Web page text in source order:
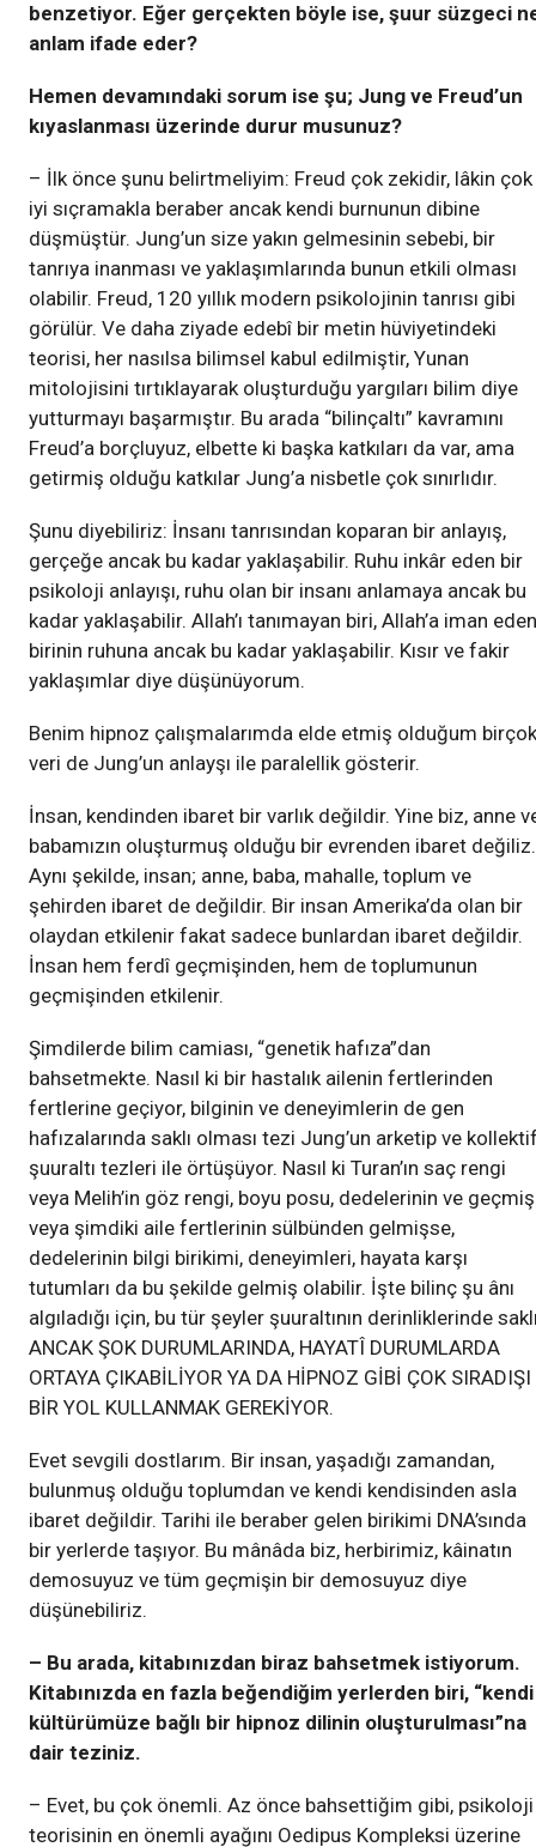
benzetiyor. Eğer gerçekten böyle ise, şuur süzgeci
anlam ifade eder?
Hemen devamındaki sorum ise şu; Jung ve Freud’un
kıyaslanması üzerinde durur musunuz?
– İlk önce şunu belirtmeliyim: Freud çok zekidir, lâkin çok
iyi sıçramakla beraber ancak kendi burnunun dibine
düşmüştür. Jung’un size yakın gelmesinin sebebi, bir
tanrıya inanması ve yaklaşımlarında bunun etkili olması
olabilir. Freud, 120 yıllık modern psikolojinin tanrısı gibi
görülür. Ve daha ziyade edebî bir metin hüviyetindeki
teorisi, her nasılsa bilimsel kabul edilmiştir, Yunan
mitolojisini tırtıklayarak oluşturduğu yargıları bilim diye
yutturmayı başarmıştır. Bu arada “bilinçaltı” kavramını
Freud’a borçluyuz, elbette ki başka katkıları da var, ama
getirmiş olduğu katkılar Jung’a nisbetle çok sınırlıdır.
Şunu diyebiliriz: İnsanı tanrısından koparan bir anlayış,
gerçeğe ancak bu kadar yaklaşabilir. Ruhu inkâr eden bir
psikoloji anlayışı, ruhu olan bir insanı anlamaya ancak bu
kadar yaklaşabilir. Allah’ı tanımayan biri, Allah’a iman eden
birinin ruhuna ancak bu kadar yaklaşabilir. Kısır ve fakir
yaklaşımlar diye düşünüyorum.
Benim hipnoz çalışmalarımda elde etmiş olduğum birçok
veri de Jung’un anlayşı ile paralellik gösterir.
İnsan, kendinden ibaret bir varlık değildir. Yine biz, anne
babamızın oluşturmuş olduğu bir evrenden ibaret değiliz.
Aynı şekilde, insan; anne, baba, mahalle, toplum ve
şehirden ibaret de değildir. Bir insan Amerika’da olan bir
olaydan etkilenir fakat sadece bunlardan ibaret değildir.
İnsan hem ferdî geçmişinden, hem de toplumunun
geçmişinden etkilenir.
Şimdilerde bilim camiası, “genetik hafıza”dan
bahsetmekte. Nasıl ki bir hastalık ailenin fertlerinden
fertlerine geçiyor, bilginin ve deneyimlerin de gen
hafızalarında saklı olması tezi Jung’un arketip ve
şuuraltı tezleri ile örtüşüyor. Nasıl ki Turan’ın saç rengi
veya Melih’in göz rengi, boyu posu, dedelerinin ve geçmiş
veya şimdiki aile fertlerinin sülbünden gelmişse,
dedelerinin bilgi birikimi, deneyimleri, hayata karşı
tutumları da bu şekilde gelmiş olabilir. İşte bilinç şu ânı
algıladığı için, bu tür şeyler şuuraltının derinliklerinde
ANCAK ŞOK DURUMLARINDA, HAYATÎ DURUMLARDA
ORTAYA ÇIKABİLİYOR YA DA HİPNOZ GİBİ ÇOK SIRADIŞI
BİR YOL KULLANMAK GEREKİYOR.
Evet sevgili dostlarım. Bir insan, yaşadığı zamandan,
bulunmuş olduğu toplumdan ve kendi kendisinden asla
ibaret değildir. Tarihi ile beraber gelen birikimi DNA’sında
bir yerlerde taşıyor. Bu mânâda biz, herbirimiz, kâinatın
demosuyuz ve tüm geçmişin bir demosuyuz diye
düşünebiliriz.
– Bu arada, kitabınızdan biraz bahsetmek istiyorum.
Kitabınızda en fazla beğendiğim yerlerden biri, “kendi
kültürümüze bağlı bir hipnoz dilinin oluşturulması”na
dair teziniz.
– Evet, bu çok önemli. Az önce bahsettiğim gibi, psikoloji
teorisinin en önemli ayağını Oedipus Kompleksi üzerine